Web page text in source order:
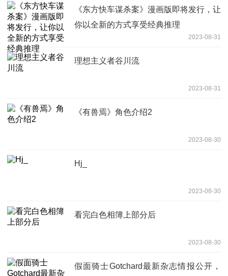
《东方快车谋杀案》漫画版即将发行，让
你以全新的方式享受经典推理
2023-08-31
理想主义者谷川流
2023-08-31
《有兽焉》角色介绍2
2023-08-30
Hj_
2023-08-30
看完白色相簿上部分后
2023-08-30
假面骑士Gotchard最新杂志情报公开，